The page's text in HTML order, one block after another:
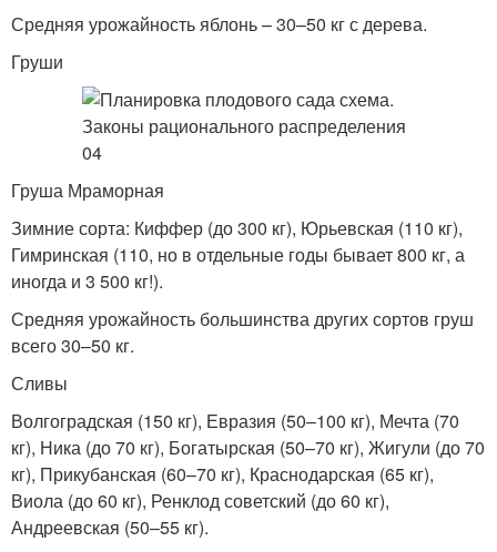
Средняя урожайность яблонь – 30–50 кг с дерева.
Груши
Груша Мраморная
Зимние сорта: Киффер (до 300 кг), Юрьевская (110 кг),
Гимринская (110, но в отдельные годы бывает 800 кг, а
иногда и 3 500 кг!).
Средняя урожайность большинства других сортов груш
всего 30–50 кг.
Сливы
Волгоградская (150 кг), Евразия (50–100 кг), Мечта (70
кг), Ника (до 70 кг), Богатырская (50–70 кг), Жигули (до 70
кг), Прикубанская (60–70 кг), Краснодарская (65 кг),
Виола (до 60 кг), Ренклод советский (до 60 кг),
Андреевская (50–55 кг).